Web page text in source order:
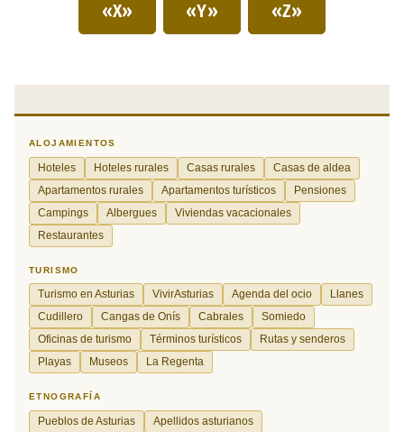
«X» «Y» «Z»